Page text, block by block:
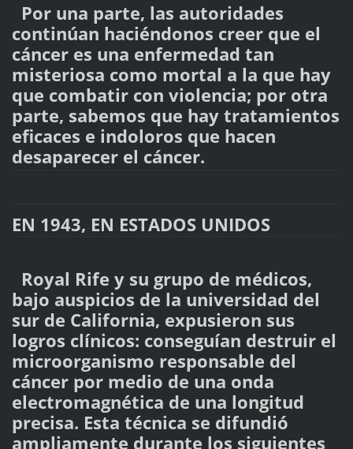
Por una parte, las autoridades
continúan haciéndonos creer que el
cáncer es una enfermedad tan
misteriosa como mortal a la que hay
que combatir con violencia; por otra
parte, sabemos que hay tratamientos
eficaces e indoloros que hacen
desaparecer el cáncer.
EN 1943, EN ESTADOS UNIDOS
Royal Rife y su grupo de médicos,
bajo auspicios de la universidad del
sur de California, expusieron sus
logros clínicos: conseguían destruir el
microorganismo responsable del
cáncer por medio de una onda
electromagnética de una longitud
precisa. Esta técnica se difundió
ampliamente durante los siguientes